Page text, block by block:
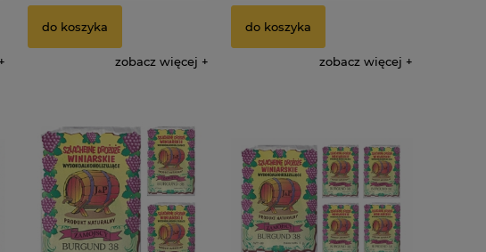
do koszyka
zobacz więcej
do koszyka
zobacz więcej